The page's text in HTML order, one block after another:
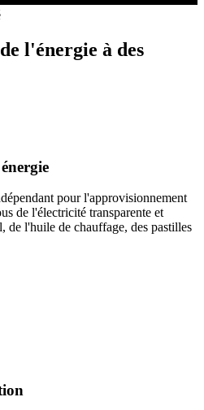
l'énergie à des
pour l'approvisionnement
de l'électricité transparente et
de l'huile de chauffage, des pastilles